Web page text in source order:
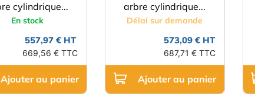
cylindrique...
En stock
557,97 € HT
669,56 € TTC
Ajouter au panier
arbre cylindrique...
Délai sur demande
573,09 € HT
687,71 € TTC
Ajouter au panier